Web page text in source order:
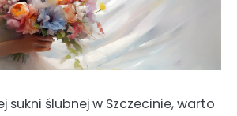
sukni ślubnej w Szczecinie, warto